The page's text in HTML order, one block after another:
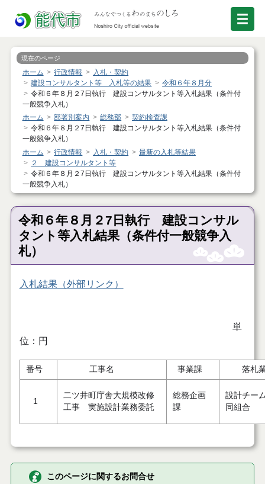
現在のページ
ホーム 行政情報
入札・契約
建設コンサルタント等 入札等の結果
令和６年８月分
令和６年８月２7日執行 建設コンサルタント等入札結果（条件付
一般競争入札）
ホーム
部署別案内 総務部
契約検査課
令和６年８月２7日執行 建設コンサルタント等入札結果（条件付
一般競争入札）
ホーム
行政情報 入札・契約
最新の入札等結果
２ 建設コンサルタント等
令和６年８月２7日執行 建設コンサルタント等入札結果（条件付
一般競争入札）
令和６年８月２7日執行 建設コンサル
タント等入札結果（条件付一般競争入
札）
入札結果（外部リンク）
単
位：円
番号 工事名 事業課 落札
1
二ツ井町庁舎大規模改修
工事 実施設計業務委託
総務企画
課
設計チ
同組合
このページに関するお問合せ